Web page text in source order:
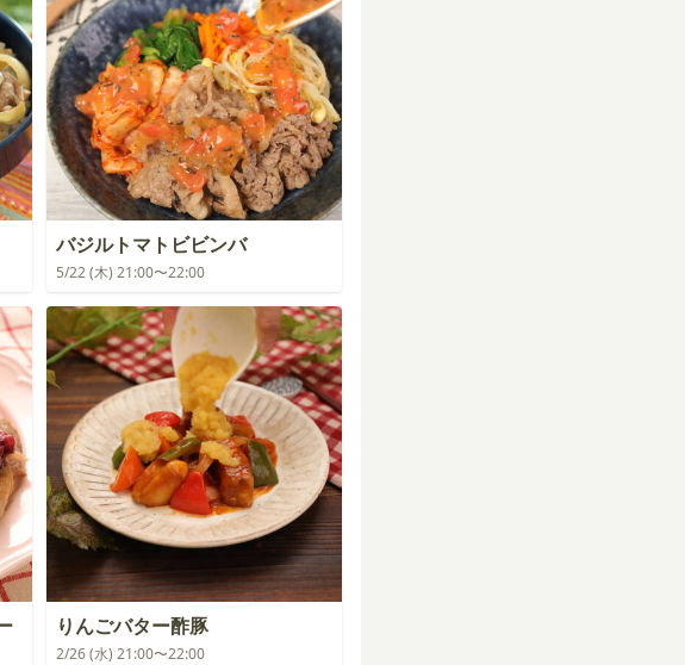
バジルトマトビビンバ
5/22 (木) 21:00〜22:00
りんごバター酢豚
2/26 (水) 21:00〜22:00